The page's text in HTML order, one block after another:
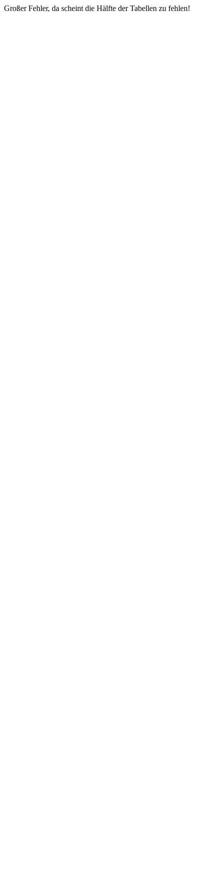
Großer Fehler, da scheint die Hälfte der Tabellen zu fehlen!